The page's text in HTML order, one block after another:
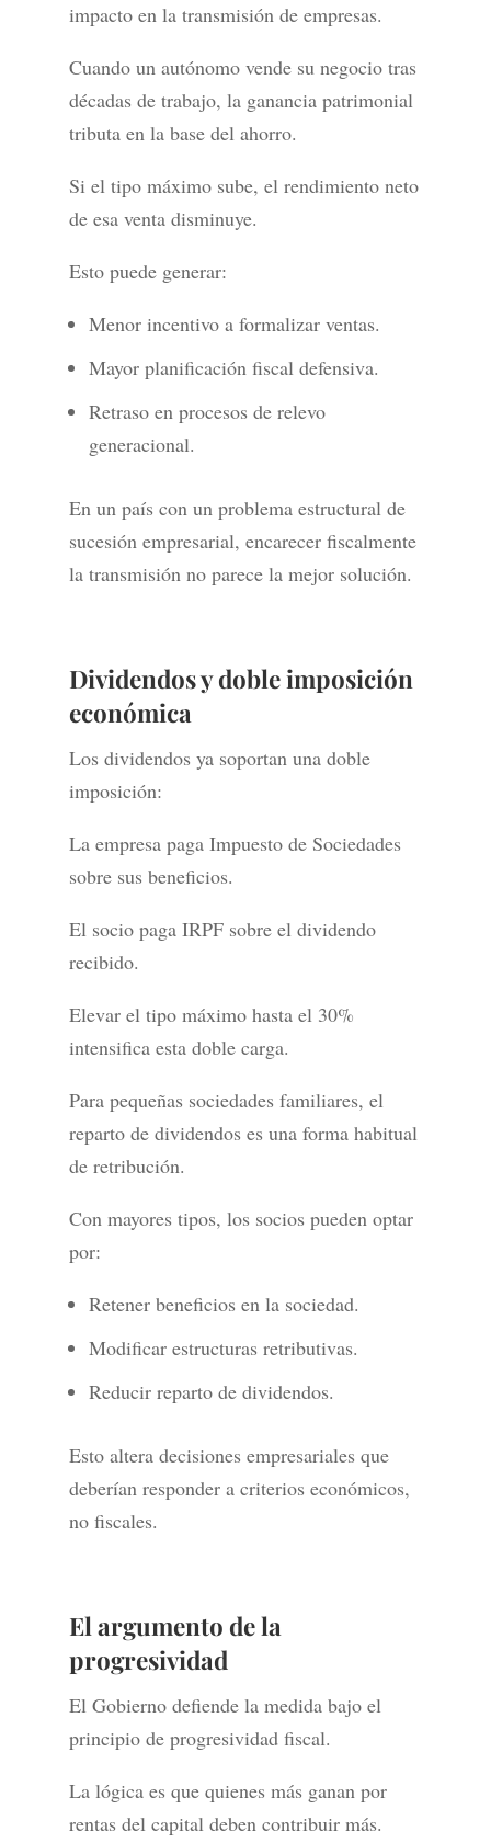
impacto en la transmisión de empresas.
Cuando un autónomo vende su negocio tras
décadas de trabajo, la ganancia patrimonial
tributa en la base del ahorro.
Si el tipo máximo sube, el rendimiento neto
de esa venta disminuye.
Esto puede generar:
Menor incentivo a formalizar ventas.
Mayor planificación fiscal defensiva.
Retraso en procesos de relevo
generacional.
En un país con un problema estructural de
sucesión empresarial, encarecer fiscalmente
la transmisión no parece la mejor solución.
Dividendos y doble imposición
económica
Los dividendos ya soportan una doble
imposición:
La empresa paga Impuesto de Sociedades
sobre sus beneficios.
El socio paga IRPF sobre el dividendo
recibido.
Elevar el tipo máximo hasta el 30%
intensifica esta doble carga.
Para pequeñas sociedades familiares, el
reparto de dividendos es una forma habitual
de retribución.
Con mayores tipos, los socios pueden optar
por:
Retener beneficios en la sociedad.
Modificar estructuras retributivas.
Reducir reparto de dividendos.
Esto altera decisiones empresariales que
deberían responder a criterios económicos,
no fiscales.
El argumento de la
progresividad
El Gobierno defiende la medida bajo el
principio de progresividad fiscal.
La lógica es que quienes más ganan por
rentas del capital deben contribuir más.